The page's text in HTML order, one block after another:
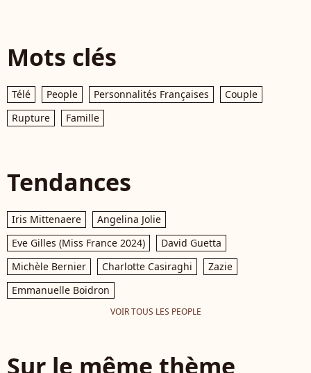
Mots clés
Télé People Personnalités Françaises
Couple
Rupture
Famille
Tendances
Iris Mittenaere
Angelina Jolie
Eve Gilles (Miss France 2024)
David Guetta
Michèle Bernier
Charlotte Casiraghi
Zazie
Emmanuelle Boidron
VOIR TOUS LES PEOPLE
Sur le même thème